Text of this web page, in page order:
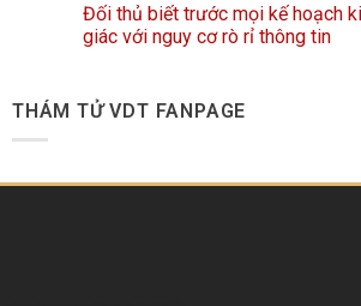
Đối thủ biết trước mọi kế hoạch
giác với nguy cơ rò rỉ thông tin
THÁM TỬ VDT FANPAGE